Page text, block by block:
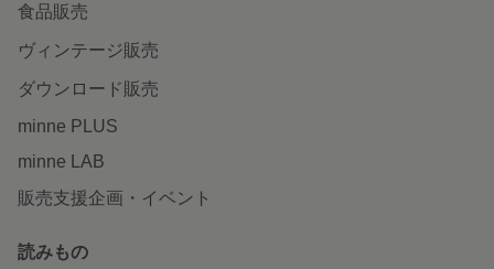
食品販売
ヴィンテージ販売
ダウンロード販売
minne PLUS
minne LAB
販売支援企画・イベント
読みもの